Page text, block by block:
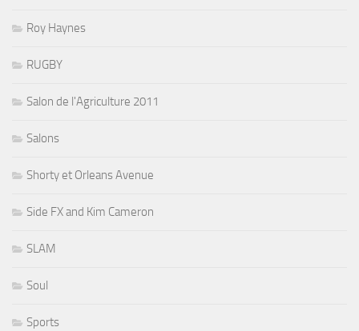
Roy Haynes
RUGBY
Salon de l'Agriculture 2011
Salons
Shorty et Orleans Avenue
Side FX and Kim Cameron
SLAM
Soul
Sports